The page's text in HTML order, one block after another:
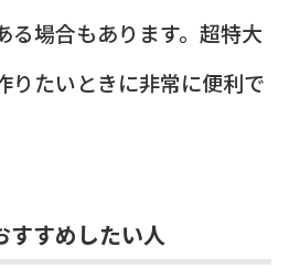
る場合もあります。超特大
りたいときに非常に便利で
すすめしたい人